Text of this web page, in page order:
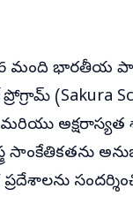
56 మంది భారతీయ
(Sakura
సాంకేతికతను